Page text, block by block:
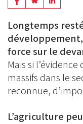
on
Facebook
BlueSky
Longtemps
force sur le
Mais si
massifs dans le
reconnue,
L’agriculture